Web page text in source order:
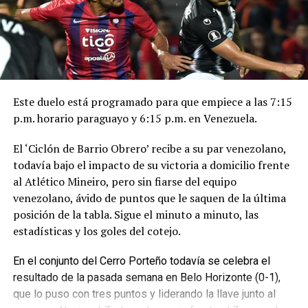
Jueves 1 de agosto
-Libertad vs. Gremio, a las 20:30.
Este duelo está programado para que empiece a las 7:15
p.m. horario paraguayo y 6:15 p.m. en Venezuela.
El ‘Ciclón de Barrio Obrero’ recibe a su par venezolano,
todavía bajo el impacto de su victoria a domicilio frente
al Atlético Mineiro, pero sin fiarse del equipo
venezolano, ávido de puntos que le saquen de la última
posición de la tabla. Sigue el minuto a minuto, las
estadísticas y los goles del cotejo.
En el conjunto del Cerro Porteño todavía se celebra el
resultado de la pasada semana en Belo Horizonte (0-1),
que lo puso con tres puntos y liderando la llave junto al